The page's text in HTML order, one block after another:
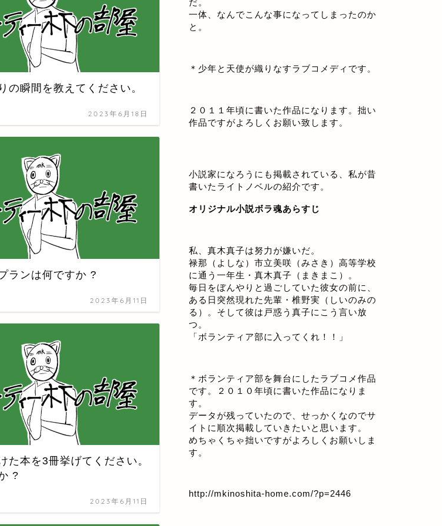
の瞬間を教えてください。
2023年6月18日
ランは何ですか ?
2023年6月11日
た本を3冊挙げてください。
?
2023年6月11日
だ。
一体、なんでこんな事になってしまったのか
と。
＊少年と天使が織りなすラブコメディです。
２０１１年頃に書いた作品になります。拙い
作品ですがよろしくお願い致します。
小説家になろうにも掲載されている、私が昔
書いたライトノベルの紹介です。
オリジナル小説ボラ魂あらすじ
私、真木真子は努力が嫌いだ。
禄那（よしな）市立美咲（みさき）高等学校
に通う一年生・真木真子（まきまこ）。
毎日をぼんやりと過ごしていた彼女の前に、
ある日突然現れた先輩・椎野実（しいのみの
る）。そして彼は戸惑う真子にこう言い放
つ。
「ボランティア部に入ってくれ！！」
＊ボランティア部を舞台にしたラブコメ作品
です。２０１０年頃に書いた作品になりま
す。
データが残っていたので、せっかくなのでサ
イトに順次掲載していきたいと思います。
めちゃくちゃ拙いですがよろしくお願いしま
す。
http://mkinoshita-home.com/?p=2446